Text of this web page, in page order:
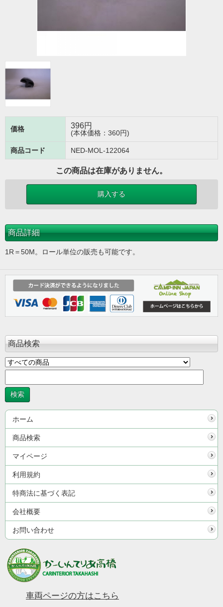
価格 396円
(本体価格：360円)
商品コード NED-MOL-122064
この商品は在庫がありません。
商品詳細
1R＝50M。ロール単位の販売も可能です。
商品検索
ホーム
商品検索
マイページ
利用規約
特商法に基づく表記
会社概要
お問い合わせ
車両ページの方はこちら